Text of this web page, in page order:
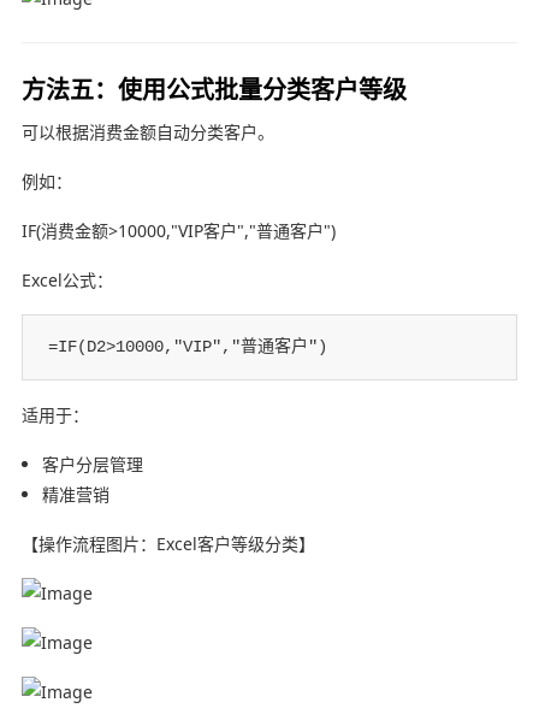
方法五：使用公式批量分类客户等级
可以根据消费金额自动分类客户。
例如：
IF(消费金额>10000,"VIP客户","普通客户")
Excel公式：
=IF(D2>10000,"VIP","普通客户")
适用于：
客户分层管理
精准营销
【操作流程图片：Excel客户等级分类】